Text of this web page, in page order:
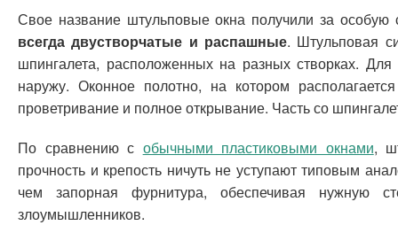
Свое название штульповые окна получили за особую
всегда двустворчатые и распашные. Штульповая
шпингалета, расположенных на разных створках.
наружу. Оконное полотно, на котором
проветривание и полное открывание. Часть со
По сравнению с обычными пластиковыми окнами,
прочность и крепость ничуть не уступают типовым
чем запорная фурнитура, обеспечивая нужную
злоумышленников.